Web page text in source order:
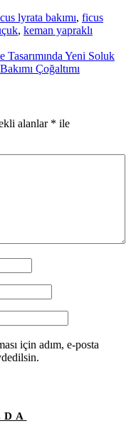
lyrata bakımı, ficus
, keman yapraklı
Yeni Soluk
Çoğaltımı
alanlar * ile
için adım, e-posta